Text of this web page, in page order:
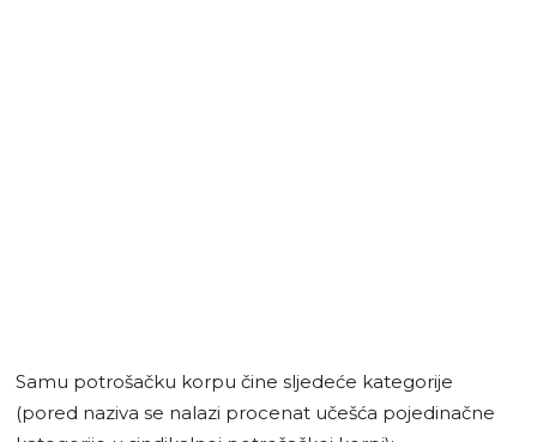
Samu potrošačku korpu čine sljedeće kategorije
(pored naziva se nalazi procenat učešća pojedinačne